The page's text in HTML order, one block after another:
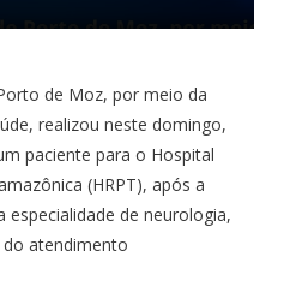
de Moz, por meio da
realizou neste domingo,
paciente para o Hospital
(HRPT), após a
especialidade de neurologia,
atendimento